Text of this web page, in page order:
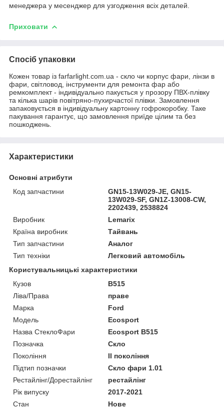
менеджера у месенджер для узгодження всіх деталей.
Приховати
Спосіб упаковки
Кожен товар із farfarlight.com.ua - скло чи корпус фари, лінзи в
фари, світловод, інструменти для ремонта фар або
ремкомплект - індивідуально пакується у прозору ПВХ-плівку
та кілька шарів повітряно-пухирчастої плівки. Замовлення
запаковується в індивідуальну картонну гофрокоробку. Таке
пакування гарантує, що замовлення приїде цілим та без
пошкоджень.
Характеристики
Основні атрибути
Код запчастини
GN15-13W029-JE, GN15-
13W029-SF, GN1Z-13008-CW,
2202439, 2538824
Виробник
Lemarix
Країна виробник
Тайвань
Тип запчастини
Аналог
Тип техніки
Легковий автомобіль
Користувальницькі характеристики
Кузов
B515
Ліва/Права
праве
Марка
Ford
Мoдель
Ecosport
Назва СтеклоФари
Ecosport B515
Позначка
Скло
Покоління
II покоління
Підтип позначки
Скло фари 1.01
Рестайлінг/Дорестайлінг
рестайлінг
Рік випуску
2017-2021
Стан
Нове